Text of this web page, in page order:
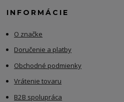
INFORMÁCIE
O značke
Doručenie a platby
Obchodné podmienky
Vrátenie tovaru
B2B spolupráca